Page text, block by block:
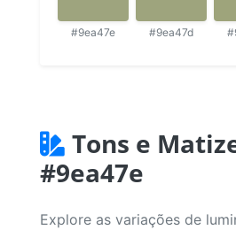
#9ea47e #9ea47d
Tons e
#9ea47e
Explore as variações de